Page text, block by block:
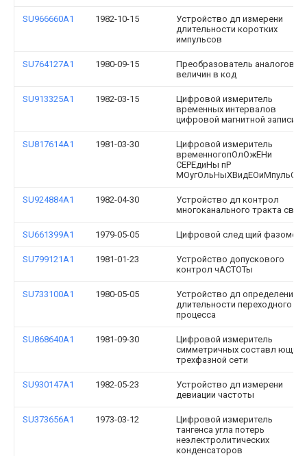
SU966660A1 1982-10-15
Устройство дл измерени
длительности коротких
импульсов
SU764127A1 1980-09-15
Преобразователь аналоговых
величин в код
SU913325A1 1982-03-15
Цифровой измеритель
временных интервалов
цифровой магнитной записи 1
SU817614A1 1981-03-30
Цифровой измеритель
временногопОлОжЕНи
СЕРЕдиНы пР
МОугОльНыХВидЕОиМпульСОВ
SU924884A1 1982-04-30
Устройство дл контрол
многоканального тракта св зи
SU661399A1 1979-05-05 Цифровой след щий фазометр
SU799121A1 1981-01-23
Устройство допускового
контрол чАСТОТы
SU733100A1 1980-05-05
Устройство дл определени
длительности переходного
процесса
SU868640A1 1981-09-30
Цифровой измеритель
симметричных составл ющих
трехфазной сети
SU930147A1 1982-05-23
Устройство дл измерени
девиации частоты
SU373656A1 1973-03-12
Цифровой измеритель
тангенса угла потерь
неэлектролитических
конденсаторов